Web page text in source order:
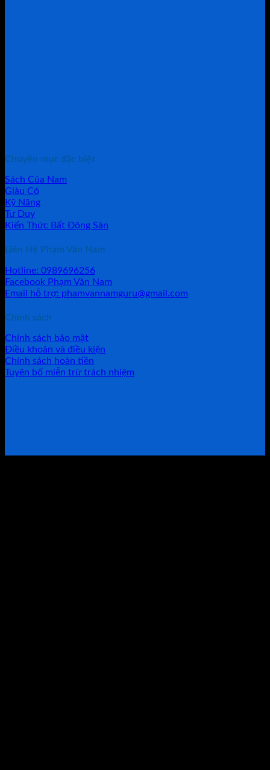
Chuyên mục đặc biệt
Sách Của Nam
Giàu Có
Kỹ Năng
Tư Duy
Kiến Thức Bất Động Sản
Liên Hệ Phạm Văn Nam
Hotline: 0989696256
Facebook Phạm Văn Nam
Email hỗ trợ: phamvannamguru@gmail.com
Chính sách
Chính sách bảo mật
Điều khoản và điều kiện
Chính sách hoàn tiền
Tuyên bố miễn trừ trách nhiệm